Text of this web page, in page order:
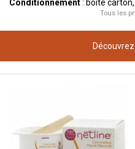
Conditionnement: boite
Tous les